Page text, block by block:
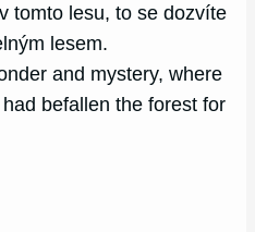
tomto lesu, to se dozvíte
lesem.
and mystery, where
befallen the forest for